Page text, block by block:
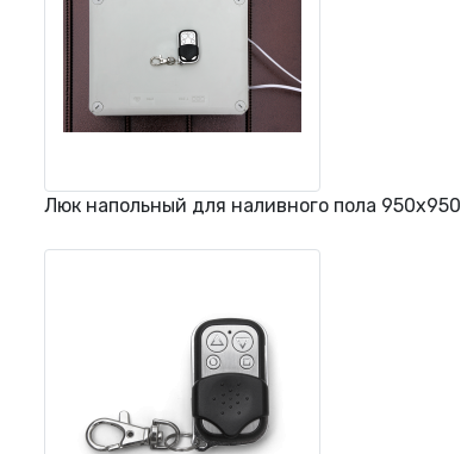
Люк напольный для наливного пола 950х950